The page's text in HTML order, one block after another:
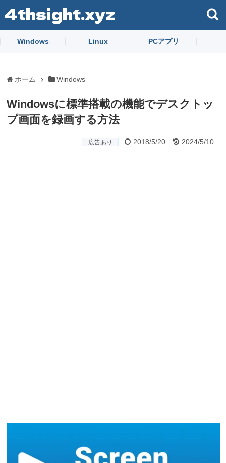
4thsight.xyz
Windows Linux PCアプリ
ホーム Windows
Windowsに標準搭載の機能でデスクトッ
プ画面を録画する方法
広告あり 2018/5/20 2024/5/10